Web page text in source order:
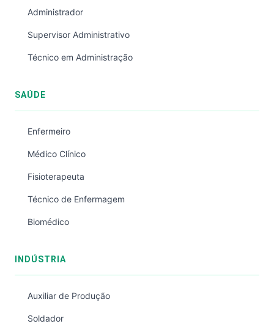
Administrador
Supervisor Administrativo
Técnico em Administração
SAÚDE
Enfermeiro
Médico Clínico
Fisioterapeuta
Técnico de Enfermagem
Biomédico
INDÚSTRIA
Auxiliar de Produção
Soldador